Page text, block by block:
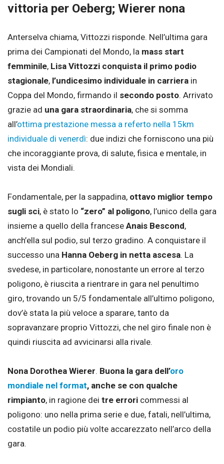
vittoria per Oeberg; Wierer nona
Anterselva chiama, Vittozzi risponde. Nell’ultima gara
prima dei Campionati del Mondo, la mass start
femminile, Lisa Vittozzi conquista il primo podio
stagionale, l’undicesimo individuale in carriera in
Coppa del Mondo, firmando il secondo posto. Arrivato
grazie ad una gara straordinaria, che si somma
all’ottima prestazione messa a referto nella 15km
individuale di venerdì: due indizi che forniscono una più
che incoraggiante prova, di salute, fisica e mentale, in
vista dei Mondiali.
Fondamentale, per la sappadina, ottavo miglior tempo
sugli sci, è stato lo “zero” al poligono, l’unico della gara
insieme a quello della francese Anais Bescond,
anch’ella sul podio, sul terzo gradino. A conquistare il
successo una Hanna Oeberg in netta ascesa. La
svedese, in particolare, nonostante un errore al terzo
poligono, è riuscita a rientrare in gara nel penultimo
giro, trovando un 5/5 fondamentale all’ultimo poligono,
dov’è stata la più veloce a sparare, tanto da
sopravanzare proprio Vittozzi, che nel giro finale non è
quindi riuscita ad avvicinarsi alla rivale.
Nona Dorothea Wierer. Buona la gara dell’oro
mondiale nel format, anche se con qualche
rimpianto, in ragione dei tre errori commessi al
poligono: uno nella prima serie e due, fatali, nell’ultima,
costatile un podio più volte accarezzato nell’arco della
gara.